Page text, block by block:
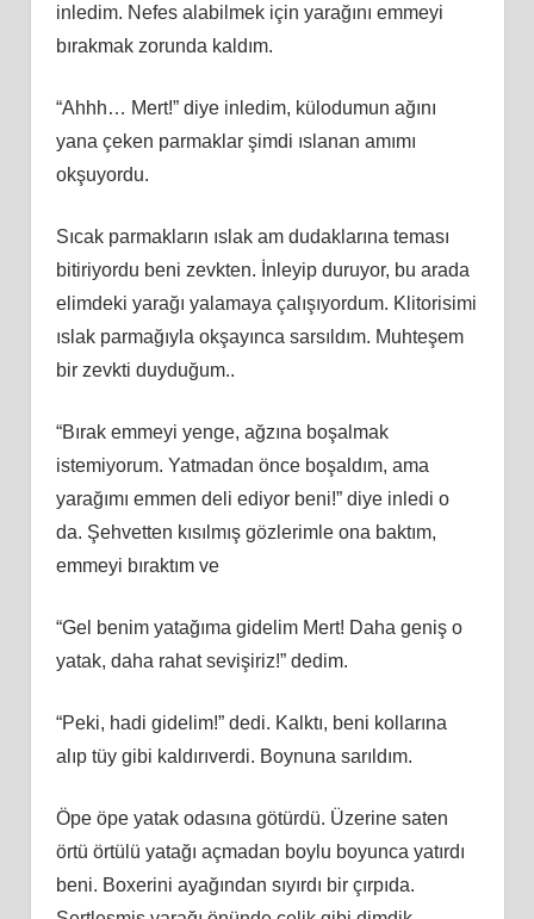
inledim. Nefes alabilmek için yarağını emmeyi
bırakmak zorunda kaldım.
“Ahhh… Mert!” diye inledim, külodumun ağını
yana çeken parmaklar şimdi ıslanan amımı
okşuyordu.
Sıcak parmakların ıslak am dudaklarına teması
bitiriyordu beni zevkten. İnleyip duruyor, bu arada
elimdeki yarağı yalamaya çalışıyordum. Klitorisimi
ıslak parmağıyla okşayınca sarsıldım. Muhteşem
bir zevkti duyduğum..
“Bırak emmeyi yenge, ağzına boşalmak
istemiyorum. Yatmadan önce boşaldım, ama
yarağımı emmen deli ediyor beni!” diye inledi o
da. Şehvetten kısılmış gözlerimle ona baktım,
emmeyi bıraktım ve
“Gel benim yatağıma gidelim Mert! Daha geniş o
yatak, daha rahat sevişiriz!” dedim.
“Peki, hadi gidelim!” dedi. Kalktı, beni kollarına
alıp tüy gibi kaldırıverdi. Boynuna sarıldım.
Öpe öpe yatak odasına götürdü. Üzerine saten
örtü örtülü yatağı açmadan boylu boyunca yatırdı
beni. Boxerini ayağından sıyırdı bir çırpıda.